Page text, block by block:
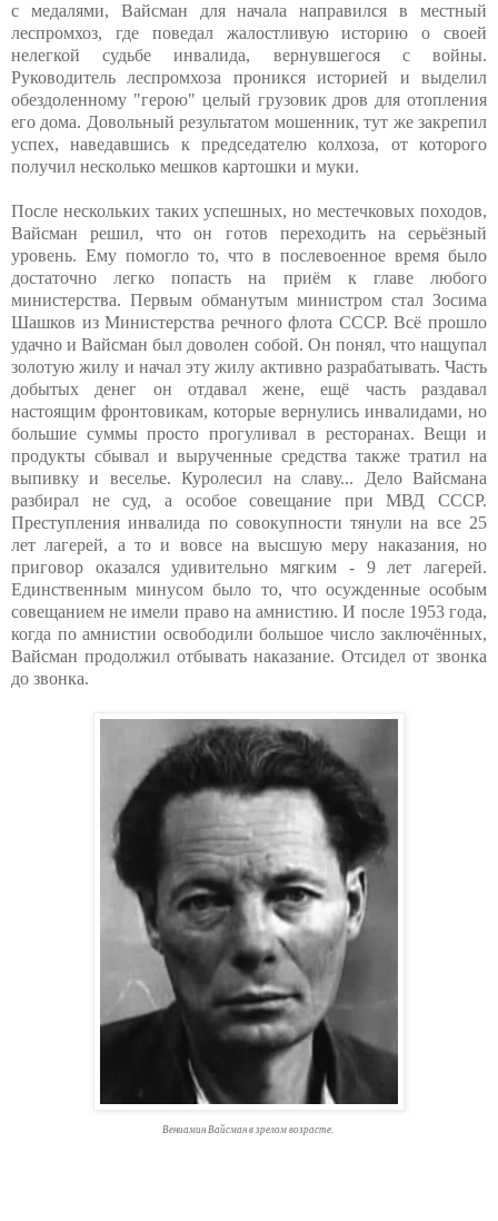
с медалями, Вайсман для начала направился в местный
леспромхоз, где поведал жалостливую историю о своей
нелегкой судьбе инвалида, вернувшегося с войны.
Руководитель леспромхоза проникся историей и выделил
обездоленному "герою" целый грузовик дров для отопления
его дома. Довольный результатом мошенник, тут же закрепил
успех, наведавшись к председателю колхоза, от которого
получил несколько мешков картошки и муки.
После нескольких таких успешных, но местечковых походов,
Вайсман решил, что он готов переходить на серьёзный
уровень. Ему помогло то, что в послевоенное время было
достаточно легко попасть на приём к главе любого
министерства. Первым обманутым министром стал Зосима
Шашков из Министерства речного флота СССР. Всё прошло
удачно и Вайсман был доволен собой. Он понял, что нащупал
золотую жилу и начал эту жилу активно разрабатывать. Часть
добытых денег он отдавал жене, ещё часть раздавал
настоящим фронтовикам, которые вернулись инвалидами, но
большие суммы просто прогуливал в ресторанах. Вещи и
продукты сбывал и вырученные средства также тратил на
выпивку и веселье. Куролесил на славу... Дело Вайсмана
разбирал не суд, а особое совещание при МВД СССР.
Преступления инвалида по совокупности тянули на все 25
лет лагерей, а то и вовсе на высшую меру наказания, но
приговор оказался удивительно мягким - 9 лет лагерей.
Единственным минусом было то, что осужденные особым
совещанием не имели право на амнистию. И после 1953 года,
когда по амнистии освободили большое число заключённых,
Вайсман продолжил отбывать наказание. Отсидел от звонка
до звонка.
Вениамин Вайсман в зрелом возрасте.